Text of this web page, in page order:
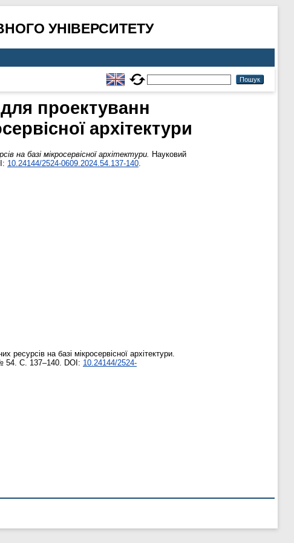
УНІВЕРСИТЕТУ
проектуванн
архітектури
на базі мікросервісної архітектури. Науковий
10.24144/2524-0609.2024.54.137-140.
на базі мікросервісної архітектури.
54. С. 137–140. DOI: 10.24144/2524-